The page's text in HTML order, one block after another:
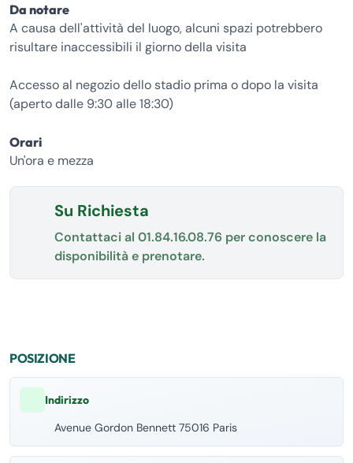
Da notare
A causa dell'attività del luogo, alcuni spazi potrebbero
risultare inaccessibili il giorno della visita
Accesso al negozio dello stadio prima o dopo la visita
(aperto dalle 9:30 alle 18:30)
Orari
Un'ora e mezza
Su Richiesta
Contattaci al 01.84.16.08.76 per conoscere la
disponibilità e prenotare.
POSIZIONE
Indirizzo
Avenue Gordon Bennett 75016 Paris